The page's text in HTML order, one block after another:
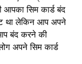
सिम कार्ड बंद
था लेकिन आप अपने
बंद करने की
अपने सिम कार्ड